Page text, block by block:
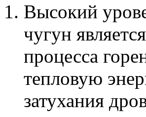
Высокий
чугун
процесса
тепловую
затухания